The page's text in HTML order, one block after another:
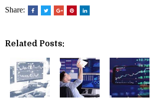
Share:
Related Posts: